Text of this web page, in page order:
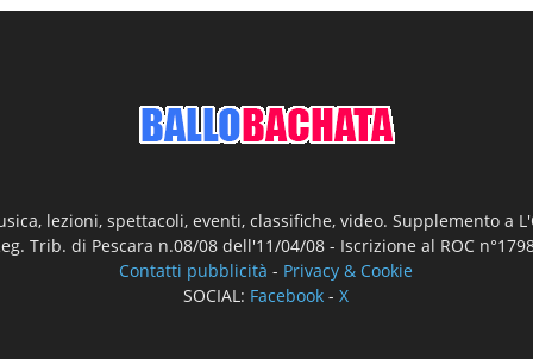
lezioni, spettacoli, eventi, classifiche, video. Supplemento a
Trib. di Pescara n.08/08 dell'11/04/08 - Iscrizione al ROC
Contatti pubblicità - Privacy & Cookie
SOCIAL: Facebook -X